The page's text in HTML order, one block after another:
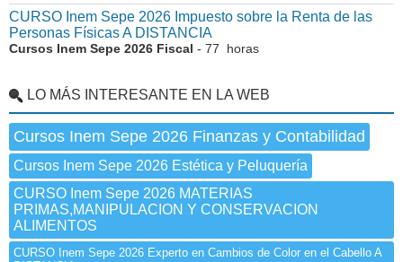
CURSO Inem Sepe 2026 Impuesto sobre la Renta de las
Personas Físicas A DISTANCIA
Cursos Inem Sepe 2026 Fiscal - 77 horas
LO MÁS INTERESANTE EN LA WEB
Cursos Inem Sepe 2026 Finanzas y Contabilidad
Cursos Inem Sepe 2026 Estética y Peluquería
CURSO Inem Sepe 2026 MATERIAS
PRIMAS,MANIPULACION Y CONSERVACION
ALIMENTOS
CURSO Inem Sepe 2026 Experto en Cambios de Color en el Cabello A